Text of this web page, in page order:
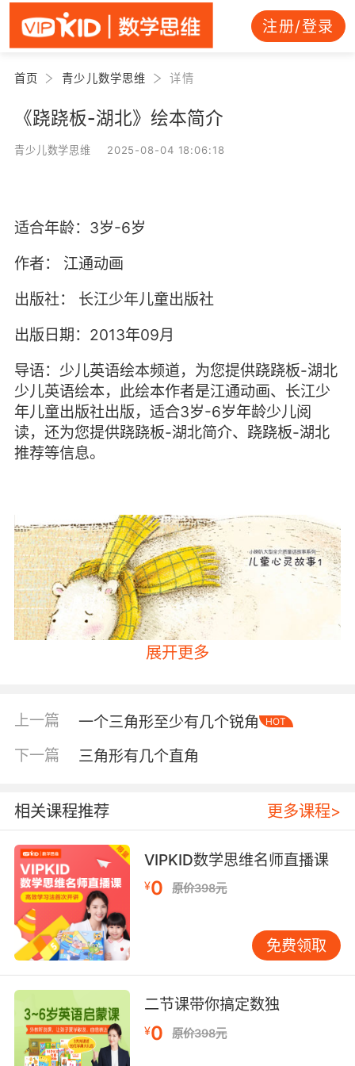
注册/登录
首页 青少儿数学思维 详情
《跷跷板-湖北》绘本简介
青少儿数学思维 2025-08-04 18:06:18
适合年龄：3岁-6岁
作者：
江通动画
出版社：
长江少年儿童出版社
出版日期：2013年09月
导语：少儿英语绘本频道，为您提供跷跷板-湖北
少儿英语绘本，此绘本作者是江通动画、长江少
年儿童出版社出版，适合3岁-6岁年龄少儿阅
读，还为您提供跷跷板-湖北简介、跷跷板-湖北
推荐等信息。
内容简介
展开更多
上一篇 一个三角形至少有几个锐角 HOT
下一篇 三角形有几个直角
相关课程推荐 更多课程>
VIPKID数学思维名师直播课
¥0 原价398元
免费领取
二节课带你搞定数独
¥0 原价398元